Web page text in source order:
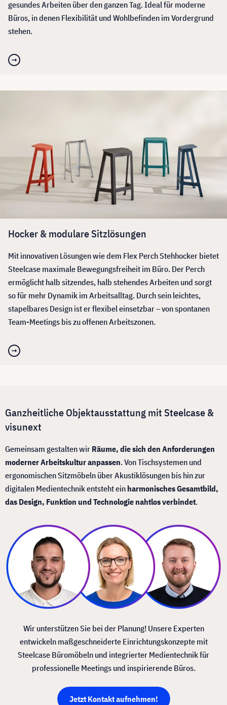
gesundes Arbeiten über den ganzen Tag. Ideal für moderne
Büros, in denen Flexibilität und Wohlbefinden im Vordergrund
stehen.
Hocker & modulare Sitzlösungen
Mit innovativen Lösungen wie dem Flex Perch Stehhocker bietet
Steelcase maximale Bewegungsfreiheit im Büro. Der Perch
ermöglicht halb sitzendes, halb stehendes Arbeiten und sorgt
so für mehr Dynamik im Arbeitsalltag. Durch sein leichtes,
stapelbares Design ist er flexibel einsetzbar – von spontanen
Team-Meetings bis zu offenen Arbeitszonen.
Ganzheitliche Objektausstattung mit Steelcase &
visunext
Gemeinsam gestalten wir Räume, die sich den Anforderungen
moderner Arbeitskultur anpassen. Von Tischsystemen und
ergonomischen Sitzmöbeln über Akustiklösungen bis hin zur
digitalen Medientechnik entsteht ein harmonisches Gesamtbild,
das Design, Funktion und Technologie nahtlos verbindet.
Wir unterstützen Sie bei der Planung! Unsere Experten
entwickeln maßgeschneiderte Einrichtungskonzepte mit
Steelcase Büromöbeln und integrierter Medientechnik für
professionelle Meetings und inspirierende Büros.
Jetzt Kontakt aufnehmen!